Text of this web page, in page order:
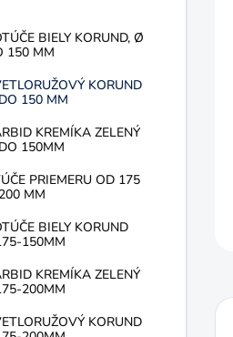
BIELY KORUND, Ø
150 MM
KORUND
150 MM
KREMÍKA ZELENÝ
150MM
PRIEMERU OD 175
MM
BIELY KORUND
150MM
KREMÍKA ZELENÝ
200MM
KORUND